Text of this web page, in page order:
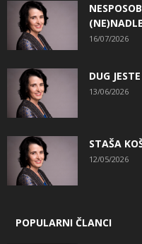
16/07/2026
DUG
13/06/2026
STAŠA
12/05/2026
POPULARNI ČLANCI